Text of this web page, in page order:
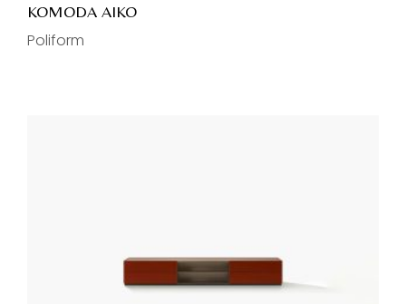
KOMODA AIKO
Poliform